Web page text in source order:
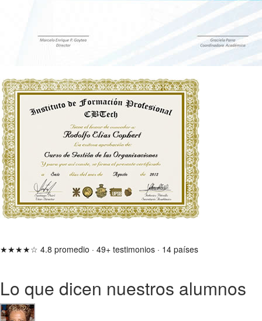
★★★★☆ 4.8 promedio · 49+ testimonios · 14 países
Lo que dicen nuestros alumnos